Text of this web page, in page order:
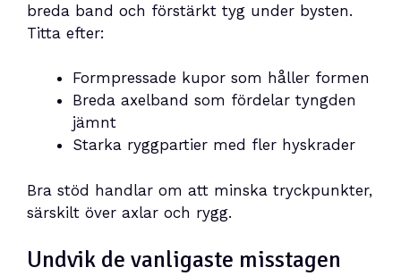
breda band och förstärkt tyg under bysten.
Titta efter:
Formpressade kupor som håller formen
Breda axelband som fördelar tyngden
jämnt
Starka ryggpartier med fler hyskrader
Bra stöd handlar om att minska tryckpunkter,
särskilt över axlar och rygg.
Undvik de vanligaste misstagen